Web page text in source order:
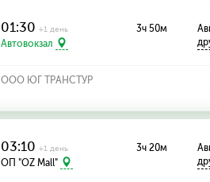
01:30+1 день
Автовокзал
3ч 50м
ООО ЮГ ТРАНСТУР
03:10+1 день
ОП "OZ Mall"
3ч 20м